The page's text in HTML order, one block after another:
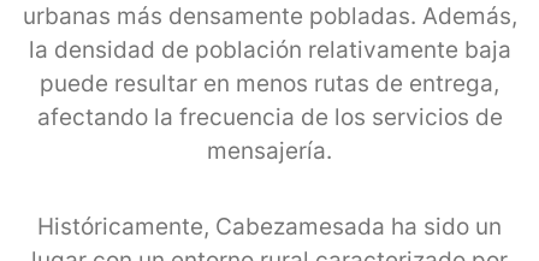
urbanas más densamente pobladas. Además,
la densidad de población relativamente baja
puede resultar en menos rutas de entrega,
afectando la frecuencia de los servicios de
mensajería.
Históricamente, Cabezamesada ha sido un